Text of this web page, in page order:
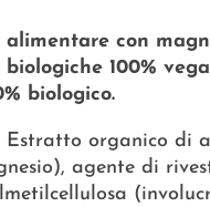
alimentare con
100%
biologico.
Estratto organico di
agente di